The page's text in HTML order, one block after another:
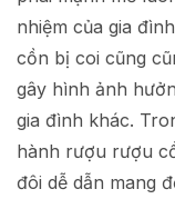
nhiệm của gia
cồn bị coi cũng
gây hình ảnh
gia đình khác.
hành rượu rượu
đôi dễ dẫn mang